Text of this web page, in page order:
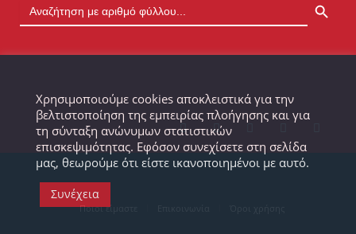
Ποιοι είμαστε
Χρησιμοποιούμε cookies αποκλειστικά για την
βελτιστοποίηση της εμπειρίας πλοήγησης και για
τη σύνταξη ανώνυμων στατιστικών
επισκεψιμότητας. Εφόσον συνεχίσετε στη σελίδα
μας, θεωρούμε ότι είστε ικανοποιημένοι με αυτό.
Συνέχεια